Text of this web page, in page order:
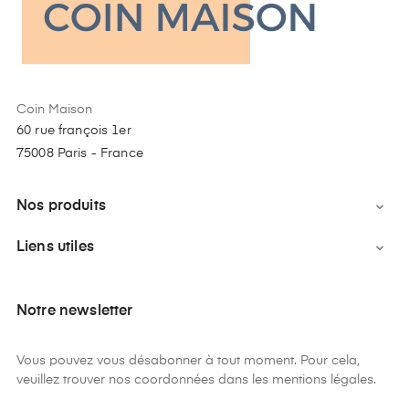
Coin Maison
60 rue françois 1er
75008 Paris - France
Nos produits 
Liens utiles 
Notre newsletter
Vous pouvez vous désabonner à tout moment. Pour cela,
veuillez trouver nos coordonnées dans les mentions légales.